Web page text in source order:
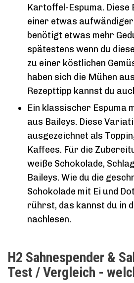
Kartoffel-Espuma. Diese
einer etwas
benötigt etwas mehr
spätestens wenn du
zu einer köstlichen
haben sich die Mühen
Rezepttipp kannst du
Ein klassischer Espuma
aus Baileys. Diese
ausgezeichnet als
Kaffees. Für die
weiße Schokolade,
Baileys. Wie du die
Schokolade mit Ei und
rührst, das kannst du in
nachlesen.
H2 Sahnespender &
Test / Vergleich -